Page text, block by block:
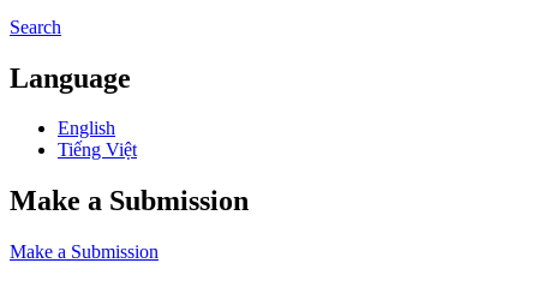
Search
Language
English
Tiếng Việt
Make a Submission
Make a Submission